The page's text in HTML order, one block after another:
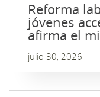
Reforma
jóvenes
afirma el
julio 30, 2026